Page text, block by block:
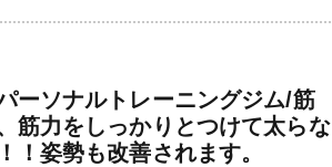
ソナルトレーニングジム/筋
筋力をしっかりとつけて太らな
！姿勢も改善されます。